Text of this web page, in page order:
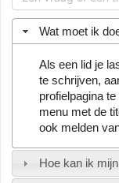
Wat moet ik
Als een lid je
te schrijven,
profielpagina
menu met de
ook melden
Hoe kan ik